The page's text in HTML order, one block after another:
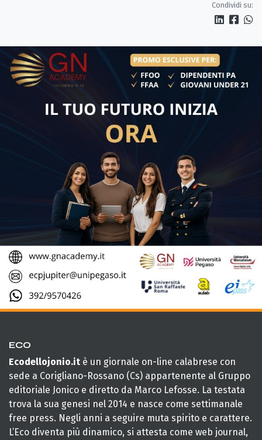
Condividi su:
ECO
Ecodellojonio.it è un giornale on-line calabrese con
sede a Corigliano-Rossano (Cs) appartenente al Gruppo
editoriale Jonico e diretto da Marco Lefosse. La testata
trova la sua genesi nel 2014 e nasce come settimanale
free press. Negli anni a seguire muta spirito e carattere.
L’Eco diventa più dinamico, si attesta come web journal,